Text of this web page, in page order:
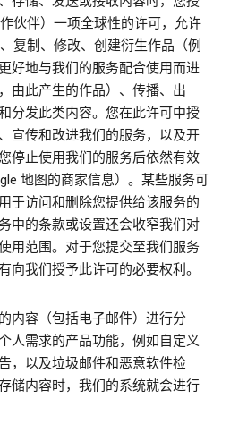
伙伴）一项全球性的许可，允许
复制、修改、创建衍生作品（例
好地与我们的服务配合使用而进
由此产生的作品）、传播、出
分发此类内容。您在此许可中授
宣传和改进我们的服务，以及开
停止使用我们的服务后依然有效
地图的商家信息）。某些服务可
于访问和删除您提供给该服务的
中的条款或设置还会收窄我们对
用范围。对于您提交至我们服务
向我们授予此许可的必要权利。
内容（包括电子邮件）进行分
人需求的产品功能，例如自定义
，以及垃圾邮件和恶意软件检
储内容时，我们的系统就会进行